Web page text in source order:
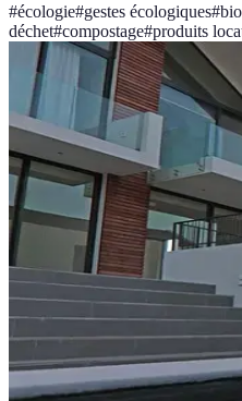
#écologie#gestes écologiques#bio
déchet#compostage#produits